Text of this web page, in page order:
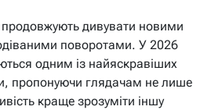
продовжують дивувати новими
поворотами. У 2026
одним із найяскравіших
пропонуючи глядачам не лише
краще зрозуміти іншу